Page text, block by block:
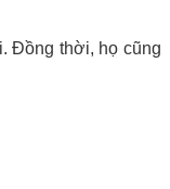
Đồng thời, họ cũng